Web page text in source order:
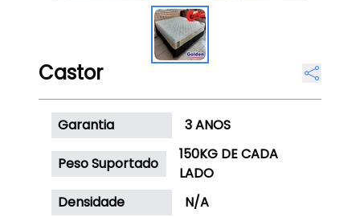
Castor
Garantia 3 ANOS
Peso Suportado
150KG DE CADA
LADO
Densidade
N/A